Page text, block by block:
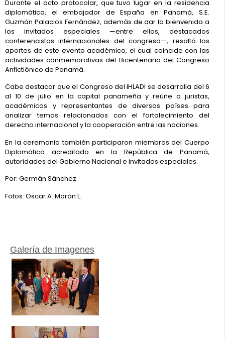
Durante el acto protocolar, que tuvo lugar en la residencia
diplomática, el embajador de España en Panamá, S.E.
Guzmán Palacios Fernández, además de dar la bienvenida a
los invitados especiales —entre ellos, destacados
conferencistas internacionales del congreso—, resaltó los
aportes de este evento académico, el cual coincide con las
actividades conmemorativas del Bicentenario del Congreso
Anfictiónico de Panamá.
Cabe destacar que el Congreso del IHLADI se desarrolla del 6
al 10 de julio en la capital panameña y reúne a juristas,
académicos y representantes de diversos países para
analizar temas relacionados con el fortalecimiento del
derecho internacional y la cooperación entre las naciones.
En la ceremonia también participaron miembros del Cuerpo
Diplomático acreditado en la República de Panamá,
autoridades del Gobierno Nacional e invitados especiales.
Por: Germán Sánchez
Fotos: Oscar A. Morán L.
Galería de Imagenes